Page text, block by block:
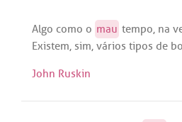
Algo como o mau tempo, na
Existem, sim, vários tipos de
John Ruskin